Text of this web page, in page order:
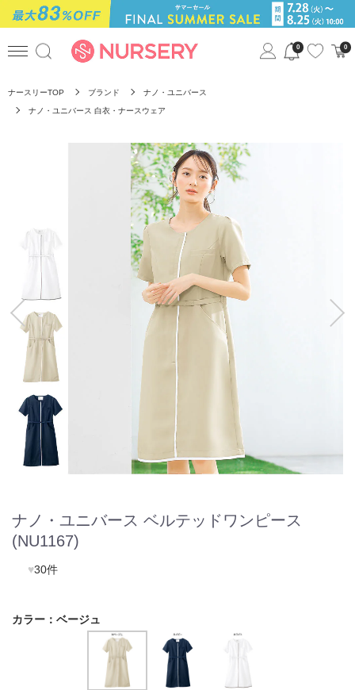
0 0
ナースリーTOP ブランド ナノ・ユニバース
ナノ・ユニバース 白衣・ナースウェア
ナノ・ユニバース ベルテッドワンピース
(NU1167)
♥30件
カラー： ベージュ